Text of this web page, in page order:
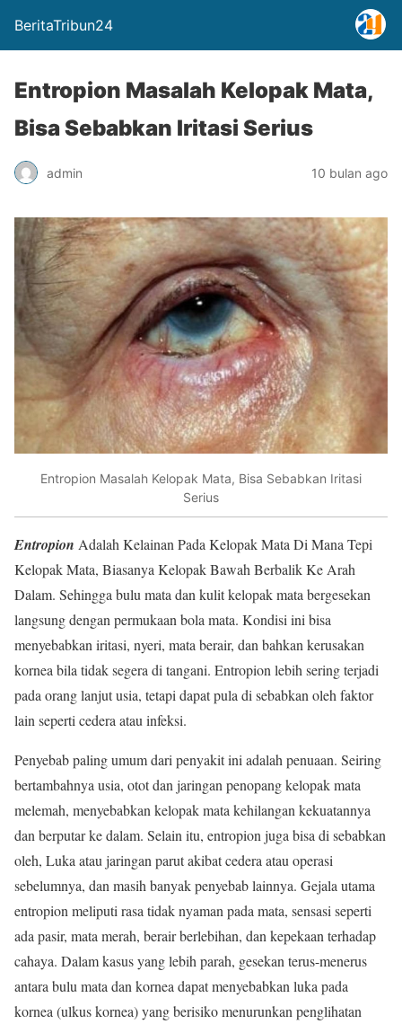
BeritaTribun24
Entropion Masalah Kelopak Mata,
Bisa Sebabkan Iritasi Serius
admin 10 bulan ago
Entropion Masalah Kelopak Mata, Bisa Sebabkan Iritasi
Serius
Entropion Adalah Kelainan Pada Kelopak Mata Di Mana Tepi
Kelopak Mata, Biasanya Kelopak Bawah Berbalik Ke Arah
Dalam. Sehingga bulu mata dan kulit kelopak mata bergesekan
langsung dengan permukaan bola mata. Kondisi ini bisa
menyebabkan iritasi, nyeri, mata berair, dan bahkan kerusakan
kornea bila tidak segera di tangani. Entropion lebih sering terjadi
pada orang lanjut usia, tetapi dapat pula di sebabkan oleh faktor
lain seperti cedera atau infeksi.
Penyebab paling umum dari penyakit ini adalah penuaan. Seiring
bertambahnya usia, otot dan jaringan penopang kelopak mata
melemah, menyebabkan kelopak mata kehilangan kekuatannya
dan berputar ke dalam. Selain itu, entropion juga bisa di sebabkan
oleh, Luka atau jaringan parut akibat cedera atau operasi
sebelumnya, dan masih banyak penyebab lainnya. Gejala utama
entropion meliputi rasa tidak nyaman pada mata, sensasi seperti
ada pasir, mata merah, berair berlebihan, dan kepekaan terhadap
cahaya. Dalam kasus yang lebih parah, gesekan terus-menerus
antara bulu mata dan kornea dapat menyebabkan luka pada
kornea (ulkus kornea) yang berisiko menurunkan penglihatan